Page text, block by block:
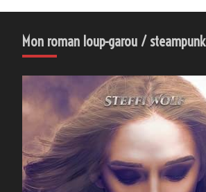
Mon roman loup-garou / steampunk